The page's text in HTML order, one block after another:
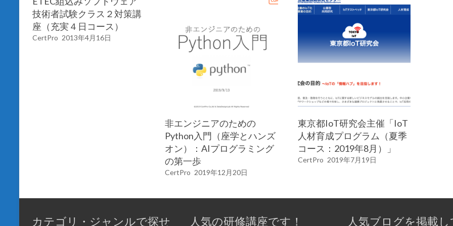
技術者試験クラス２対策講
座（充実４日コース）
CertPro 2013年4月16日
非エンジニアのための
Python入門（座学とハンズ
オン）：AIプログラミング
の第一歩
CertPro 2019年12月20日
東京都IoT研究会主催「IoT
人材育成プログラム（夏季
コース：2019年8月）」
CertPro 2019年7月19日
カテゴリ・ジャンルで探せ 人気の研修講座です！ 人気ブログを掲載し